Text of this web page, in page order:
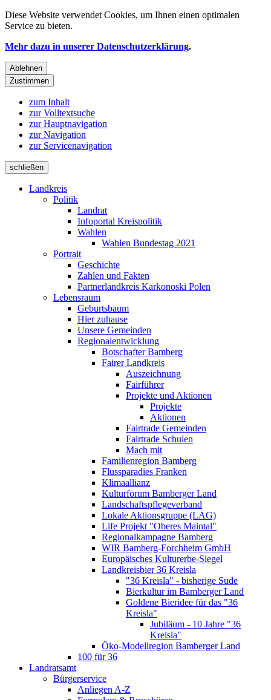
Diese Website verwendet Cookies, um Ihnen einen optimalen
Service zu bieten.
Mehr dazu in unserer Datenschutzerklärung.
Ablehnen
Zustimmen
zum Inhalt
zur Volltextsuche
zur Hauptnavigation
zur Navigation
zur Servicenavigation
schließen
Landkreis
Politik
Landrat
Infoportal Kreispolitik
Wahlen
Wahlen Bundestag 2021
Portrait
Geschichte
Zahlen und Fakten
Partnerlandkreis Karkonoski Polen
Lebensraum
Geburtsbaum
Hier zuhause
Unsere Gemeinden
Regionalentwicklung
Botschafter Bamberg
Fairer Landkreis
Auszeichnung
Fairführer
Projekte und Aktionen
Projekte
Aktionen
Fairtrade Gemeinden
Fairtrade Schulen
Mach mit
Familienregion Bamberg
Flussparadies Franken
Klimaallianz
Kulturforum Bamberger Land
Landschaftspflegeverband
Lokale Aktionsgruppe (LAG)
Life Projekt "Oberes Maintal"
Regionalkampagne Bamberg
WIR Bamberg-Forchheim GmbH
Europäisches Kulturerbe-Siegel
Landkreisbier 36 Kreisla
"36 Kreisla" - bisherige Sude
Bierkultur im Bamberger Land
Goldene Bieridee für das "36
Kreisla"
Jubiläum - 10 Jahre "36
Kreisla"
Öko-Modellregion Bamberger Land
100 für 36
Landratsamt
Bürgerservice
Anliegen A-Z